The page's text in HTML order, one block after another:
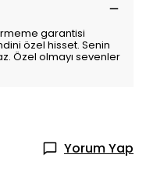
garantisi
özel hisset. Senin
Özel olmayı sevenler
Yorum Yap